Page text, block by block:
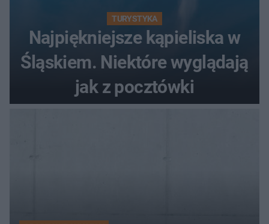
TURYSTYKA
Najpiękniejsze kąpieliska w
Śląskiem. Niektóre wyglądają
jak z pocztówki